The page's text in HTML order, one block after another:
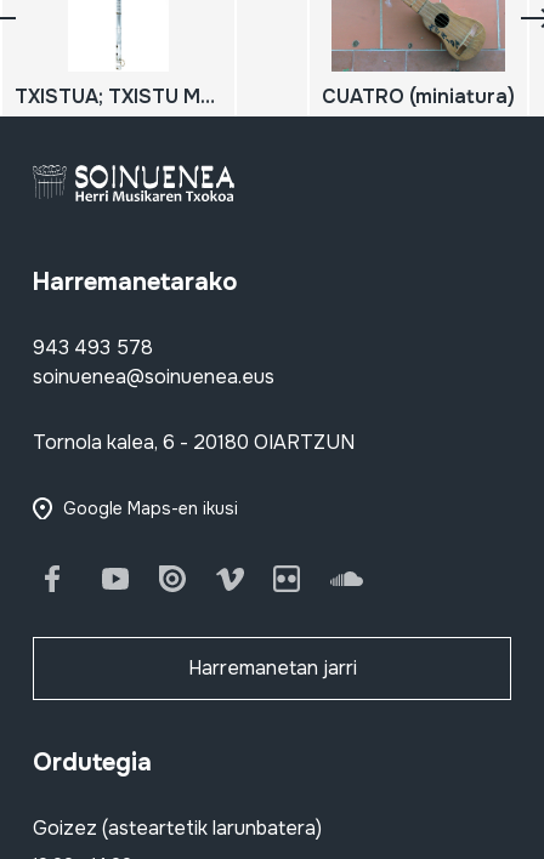
TXISTUA; TXISTU METALIKOA CUATRO (miniatura)
Harremanetarako
943 493 578
soinuenea@soinuenea.eus
Tornola kalea, 6 - 20180 OIARTZUN
Google Maps-en ikusi
FacebookYoutube Issuu Vimeo Flickr SoundCloud
Harremanetan jarri
Ordutegia
Goizez (asteartetik larunbatera)